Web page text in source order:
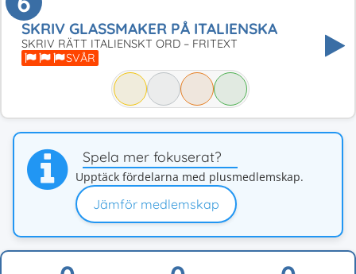
SKRIV GLASSMAKER PÅ ITALIENSKA
SKRIV RÄTT ITALIENSKT ORD – FRITEXT
SVÅR
Spela mer fokuserat?
Upptäck fördelarna med plusmedlemskap.
Jämför medlemskap